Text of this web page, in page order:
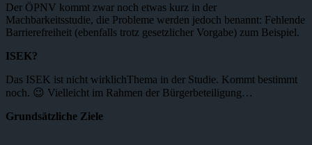
Der ÖPNV kommt zwar noch etwas kurz in der
Machbarkeitsstudie, die Probleme werden jedoch benannt: Fehlende
Barrierefreiheit (ebenfalls trotz gesetzlicher Vorgabe) zum Beispiel.
ISEK?
Das ISEK ist nicht wirklichThema in der Studie. Kommt bestimmt
noch. 😉 Vielleicht im Rahmen der Bürgerbeteiligung…
Grundsätzliche Ziele